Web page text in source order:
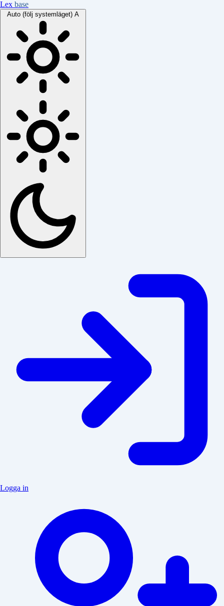
Lex base
Auto (följ systemläget) A
Logga in